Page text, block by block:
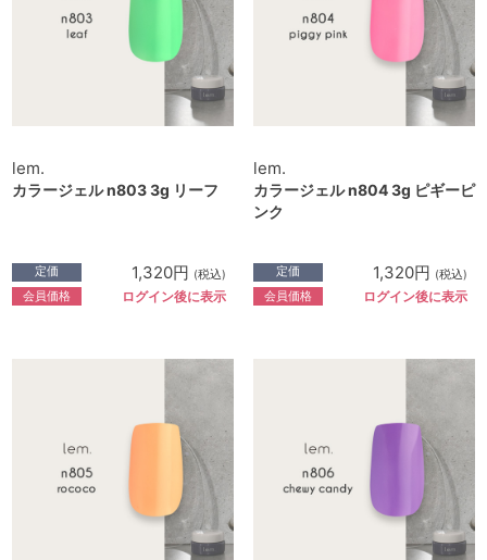
lem.
カラージェル n803 3g リーフ
定価 1,320円 (税込)
会員価格 ログイン後に表示
lem.
カラージェル n804 3g ピギーピ
ンク
定価 1,320円 (税込)
会員価格 ログイン後に表示